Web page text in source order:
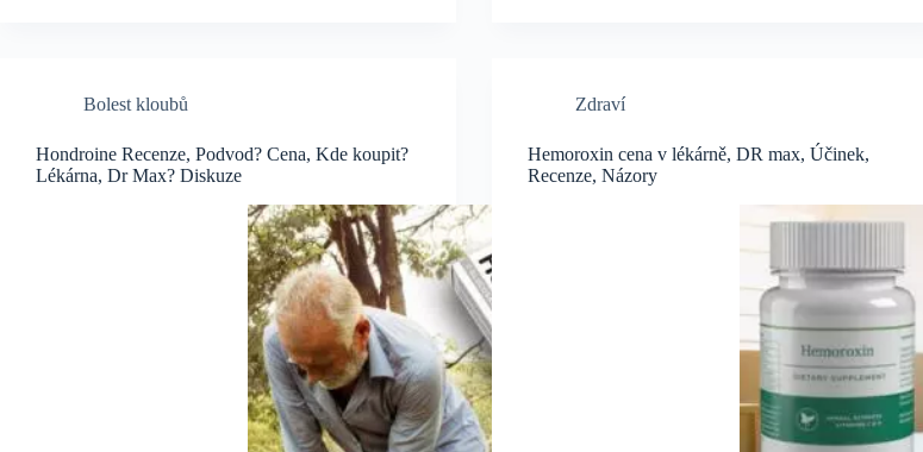
Bolest kloubů
Hondroine Recenze, Podvod? Cena, Kde koupit?
Lékárna, Dr Max? Diskuze
Zdraví
Hemoroxin cena v lékárně, DR max, Účinek,
Recenze, Názory